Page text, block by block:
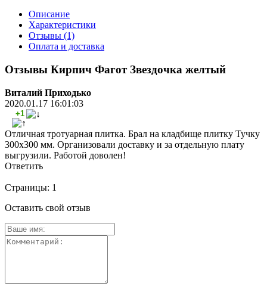
Описание
Характеристики
Отзывы (1)
Оплата и доставка
Отзывы Кирпич Фагот Звездочка желтый
Виталий Приходько
2020.01.17 16:01:03
+1
Отличная тротуарная плитка. Брал на кладбище плитку Тучку
300х300 мм. Организовали доставку и за отдельную плату
выгрузили. Работой доволен!
Ответить
Страницы: 1
Оставить свой отзыв